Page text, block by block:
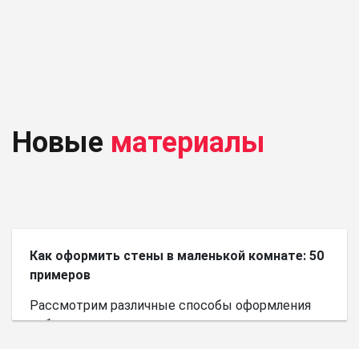
Новые материалы
Как оформить стены в маленькой комнате: 50
примеров
Рассмотрим различные способы оформления
небольшого пространства.